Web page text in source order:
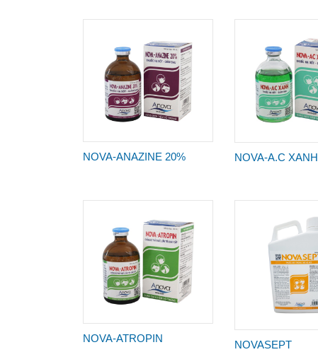
NOVA-ANAZINE 20% NOVA-A.C XANH
NOVA-ATROPIN
NOVASEPT